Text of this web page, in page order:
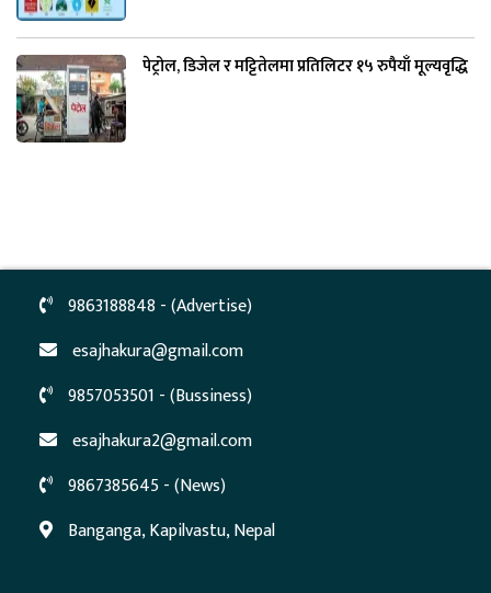
पेट्रोल, डिजेल र मट्टितेलमा प्रतिलिटर १५ रुपैयाँ मूल्यवृद्धि
9863188848 - (Advertise)
esajhakura@gmail.com
9857053501 - (Bussiness)
esajhakura2@gmail.com
9867385645 - (News)
Banganga, Kapilvastu, Nepal